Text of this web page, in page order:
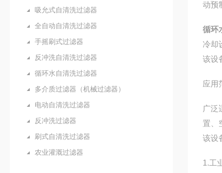
吸允式自清洗过滤器
全自动自清洗过滤器
手摇刷式过滤器
反冲洗自清洗过滤器
循环水自清洗过滤器
多介质过滤器（机械过滤器）
电动自清洗过滤器
反冲洗过滤器
刷式自清洗过滤器
农业灌溉过滤器
动预
循环
冷却
该设
应用
广泛
置、
该设
1.工